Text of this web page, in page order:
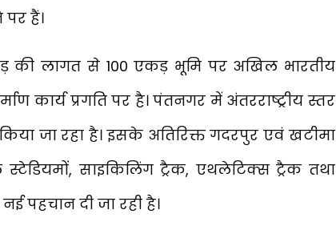
पर हैं।
की लागत से 100 एकड़ भूमि पर अखिल भारतीय
कार्य प्रगति पर है। पंतनगर में अंतरराष्ट्रीय स्तर
जा रहा है। इसके अतिरिक्त गदरपुर एवं खटीमा
साइकिलिंग ट्रैक, एथलेटिक्स ट्रैक तथा
पहचान दी जा रही है।